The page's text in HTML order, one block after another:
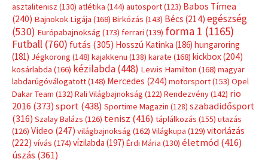
asztalitenisz (130) atlétika (144) autosport(123) Babos Tímea
(240) Bajnokok Ligája (168) Birkózás (143) Bécs (214) egészség
(530) Európabajnokság (173) ferrari (139) forma 1 (1165)
Futball (760) futás (305) Hosszú Katinka (186) hungaroring
(181) Jégkorong (148) kajakkenu (138) karate (168) kickbox(204)
kosárlabda (166) kézilabda(448) Lewis Hamilton (168) magyar
labdarúgóválogatott(148) Mercedes (244) motorsport(153) Opel
Dakar Team (132) Rali Világbajnokság (122) Rendezvény(142) rio
2016 (373) sport(438) Sportime Magazin (128) szabadidősport
(316) Szalay Balázs (126) tenisz (416) táplálkozás (155) utazás
(126) Video (247) világbajnokság (162) Világkupa (129) vitorlázás
(222) vívás (174) vízilabda (197) Érdi Mária (130) életmód(416)
úszás (361)